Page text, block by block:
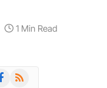
1 Min Read
RSS